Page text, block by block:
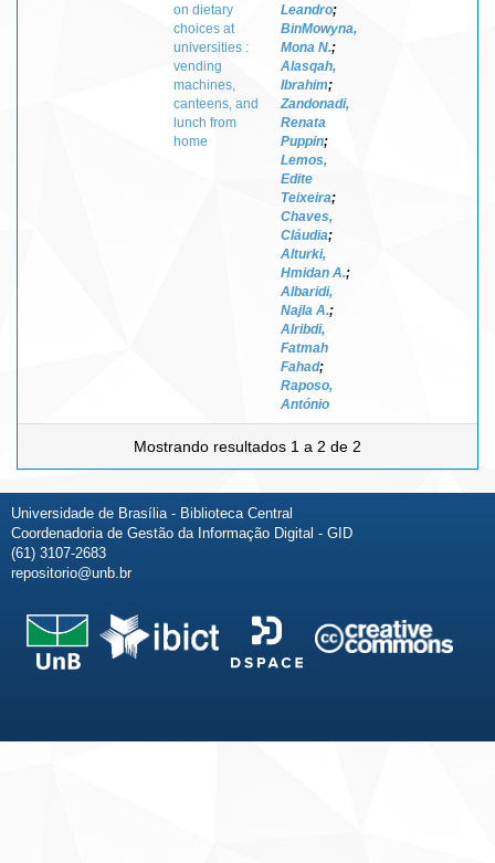
on dietary
choices at
universities :
vending
machines,
canteens, and
lunch from
home
Leandro;
BinMowyna,
Mona N.;
Alasqah,
Ibrahim;
Zandonadi,
Renata
Puppin;
Lemos,
Edite
Teixeira;
Chaves,
Cláudia;
Alturki,
Hmidan A.;
Albaridi,
Najla A.;
Alribdi,
Fatmah
Fahad;
Raposo,
António
Mostrando resultados 1 a 2 de 2
Universidade de Brasília - Biblioteca Central
Coordenadoria de Gestão da Informação Digital - GID
(61) 3107-2683
repositorio@unb.br